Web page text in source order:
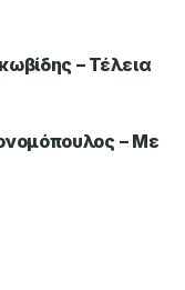
– Τέλεια
– Με